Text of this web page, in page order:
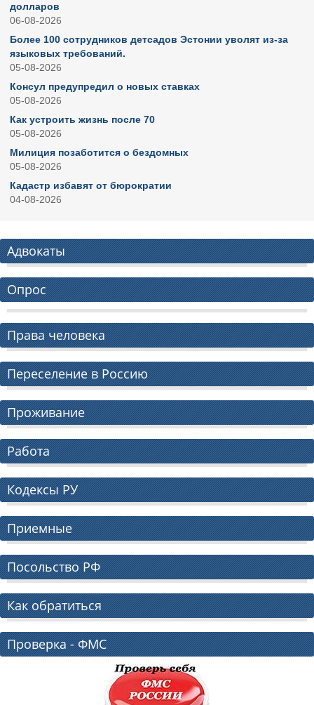
долларов
06-08-2026
Более 100 сотрудников детсадов Эстонии уволят из-за
языковых требований.
05-08-2026
Консул предупредил о новых ставках
05-08-2026
Как устроить жизнь после 70
05-08-2026
Милиция позаботится о бездомных
05-08-2026
Кадастр избавят от бюрократии
04-08-2026
Адвокаты
Опрос
Права человека
Переселение в Россию
Проживание
Работа
Кодексы РУ
Приемные
Посольство РФ
Как обратиться
Проверка - ФМС